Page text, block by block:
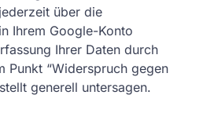
über die
Ihrem Google-Konto
Ihrer Daten durch
Punkt “Widerspruch gegen
generell untersagen.